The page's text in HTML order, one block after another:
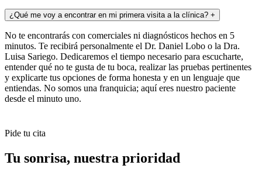
¿Qué me voy a encontrar en mi primera visita a la clínica? +
No te encontrarás con comerciales ni diagnósticos hechos en 5
minutos. Te recibirá personalmente el Dr. Daniel Lobo o la Dra.
Luisa Sariego. Dedicaremos el tiempo necesario para escucharte,
entender qué no te gusta de tu boca, realizar las pruebas pertinentes
y explicarte tus opciones de forma honesta y en un lenguaje que
entiendas. No somos una franquicia; aquí eres nuestro paciente
desde el minuto uno.
Pide tu cita
Tu sonrisa, nuestra prioridad